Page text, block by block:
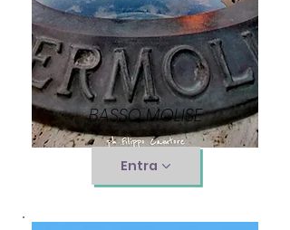
BASSO MOLISE
Entra